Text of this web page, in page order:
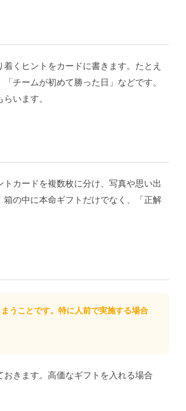
くヒントをカードに書きます。たとえ
チームが初めて勝った日」などです。
います。
カードを複数枚に分け、写真や思い出
の中に本命ギフトだけでなく、「正解
うことです。特に人前で実施する場合
きます。高価なギフトを入れる場合